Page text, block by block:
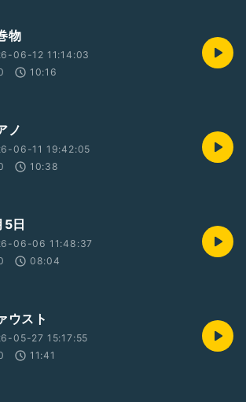
物
06-12 11:14:03
10:16
ノ
06-11 19:42:05
10:38
日
06-06 11:48:37
08:04
ウスト
05-27 15:17:55
11:41